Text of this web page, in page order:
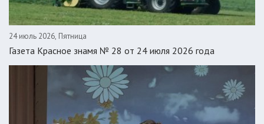
24 июль 2026, Пятница
Газета Красное знамя № 28 от 24 июля 2026 года